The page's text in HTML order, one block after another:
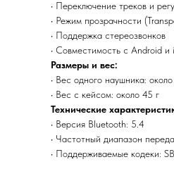
• Переключение треков и
• Режим прозрачности
• Поддержка стереозвонков
• Совместимость с Android и
Размеры и вес:
• Вес одного наушника:
• Вес с кейсом: около 45 г
Технические
• Версия Bluetooth: 5.4
• Частотный диапазон
• Поддерживаемые кодеки: